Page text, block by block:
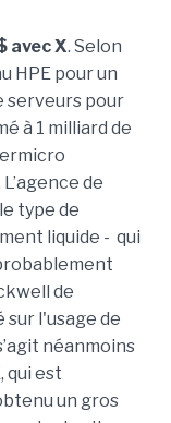
avec X. Selon
HPE pour un
serveurs pour
à 1 milliard de
de
type de
liquide - qui
de
l'usage de
néanmoins
qui est
un gros